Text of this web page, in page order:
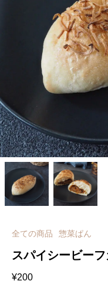
全ての商品 惣菜ぱん
スパイシービー
¥200